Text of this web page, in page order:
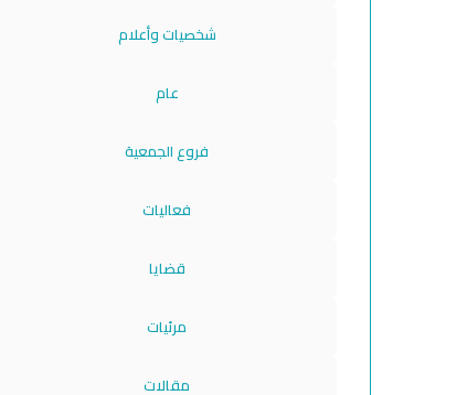
شخصيات وأعلام
عام
فروع الجمعية
فعاليات
قضايا
مرئيات
مقالات